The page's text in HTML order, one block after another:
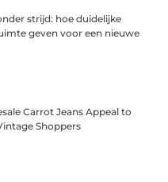
strijd: hoe duidelijke
geven voor een nieuwe
Carrot Jeans Appeal to
Shoppers